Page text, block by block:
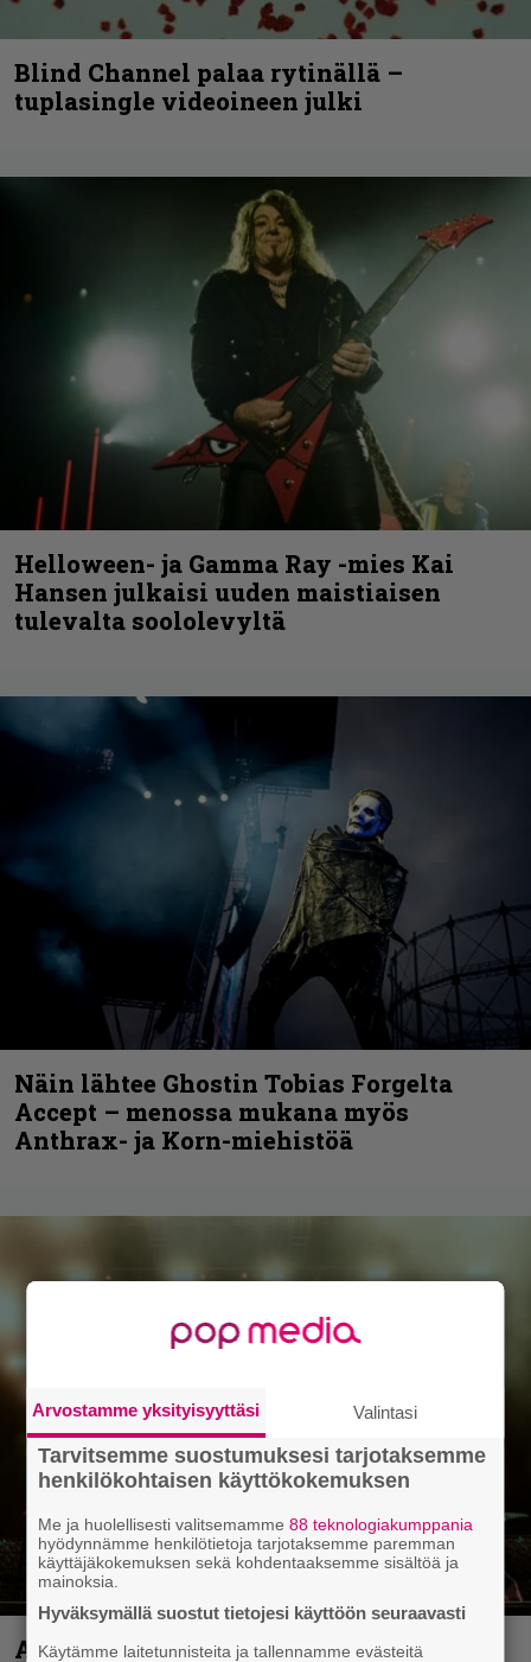
Blind Channel palaa rytinällä –
tuplasingle videoineen julki
Helloween- ja Gamma Ray -mies Kai
Hansen julkaisi uuden maistiaisen
tulevalta soololevyltä
Näin lähtee Ghostin Tobias Forgelta
Accept – menossa mukana myös
Anthrax- ja Korn-miehistöä
Anthrax vie katsojat keikkatunnelmiin
Arvostamme yksityisyyttäsi Valintasi
Tarvitsemme suostumuksesi tarjotaksemme
henkilökohtaisen käyttökokemuksen
Me ja huolellisesti valitsemamme88 teknologiakumppania
hyödynnämme henkilötietoja tarjotaksemme paremman
käyttäjäkokemuksen sekä kohdentaaksemme sisältöä ja
mainoksia.
Hyväksymällä suostut tietojesi käyttöön seuraavasti
Käytämme laitetunnisteita ja tallennamme evästeitä